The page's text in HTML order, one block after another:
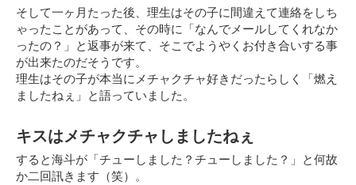
そして一ヶ月たった後、理生はその子に間違えて連絡をしち
ゃったことがあって、その時に「なんでメールしてくれなか
ったの？」と返事が来て、そこでようやくお付き合いする事
が出来たのだそうです。
理生はその子が本当にメチャクチャ好きだったらしく
「燃え
ましたねぇ」
と語っていました。
キスはメチャクチャしましたねぇ
すると海斗が「チューしました？チューしました？」と何故
か二回訊きます（笑）。